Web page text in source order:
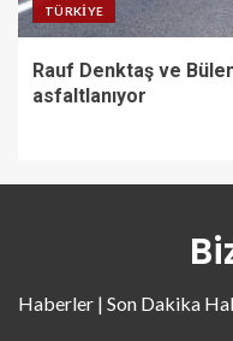
TÜRKIYE
Rauf Denktaş ve
asfaltlanıyor
Haberler | Son Dakika